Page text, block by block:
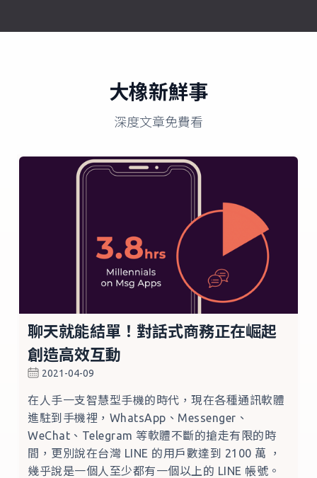
大橡新鮮事
深度文章免費看
聊天就能結單！對話式商務正在崛起
創造高效互動
2021-04-09
在人手一支智慧型手機的時代，現在各種通訊軟體
進駐到手機裡，WhatsApp、Messenger、
WeChat、Telegram 等軟體不斷的搶走有限的時
間，更別說在台灣 LINE 的用戶數達到 2100 萬 ，
幾乎說是一個人至少都有一個以上的 LINE 帳號。